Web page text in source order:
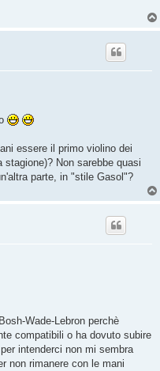
essere il primo violino dei
Non sarebbe quasi
parte, in "stile Gasol"?
Wade-Lebron perchè
compatibili o ha dovuto subire
intenderci non mi sembra
non rimanere con le mani